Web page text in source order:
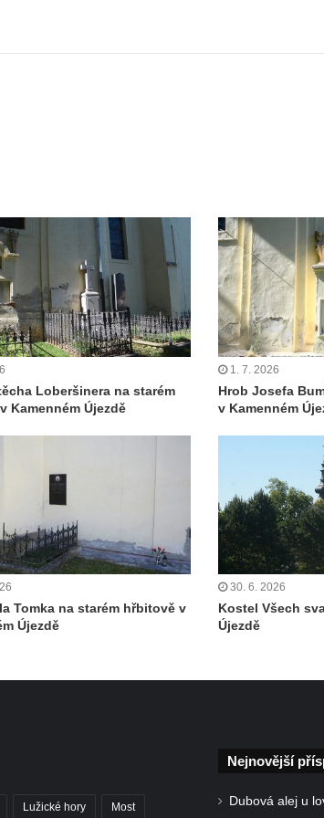
Loberšinera na starém
Kamenném Újezdě
1. 7. 2026
Hrob Josefa
v Kamenném
Tomka na starém hřbitově v
Újezdě
30. 6. 2026
Kostel Všech
Újezdě
Lužické hory Most
Nejnovější
Dubová alej u